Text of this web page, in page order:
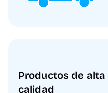
Productos de alta
calidad